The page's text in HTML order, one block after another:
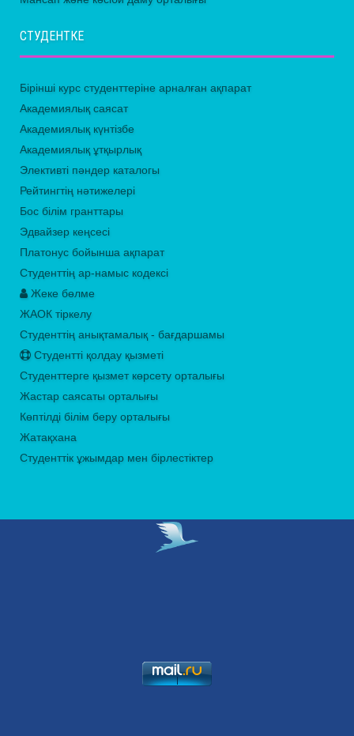
СТУДЕНТКЕ
Бірінші курс студенттеріне арналған ақпарат
Академиялық саясат
Академиялық күнтізбе
Академиялық ұтқырлық
Элективті пәндер каталогы
Рейтингтің нәтижелері
Бос білім гранттары
Эдвайзер кеңсесі
Платонус бойынша ақпарат
Студенттің ар-намыс кодексі
Жеке бөлме
ЖАОК тіркелу
Студенттің анықтамалық - бағдаршамы
Студентті қолдау қызметі
Студенттерге қызмет көрсету орталығы
Жастар саясаты орталығы
Көптілді білім беру орталығы
Жатақхана
Студенттік ұжымдар мен бірлестіктер